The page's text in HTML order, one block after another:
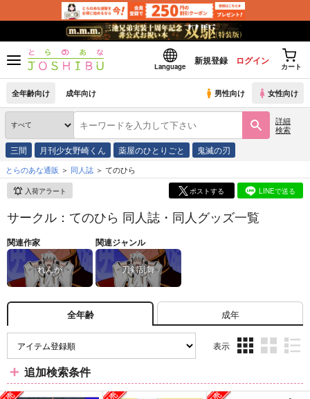
Language
新規登録 ログイン
カート
全年齢向け 成年向け 男性向け 女性向け
詳細
検索
三間 月刊少女野崎くん 薬屋のひとりごと 鬼滅の刃
とらのあな通販 同人誌 てのひら
入荷アラート ポストする LINEで送る
サークル：てのひら 同人誌・同人グッズ一覧
関連作家
れんが
関連ジャンル
刀剣乱舞
全年齢 成年
表示
ム
表
ム
表
ム
表
追加検索条件